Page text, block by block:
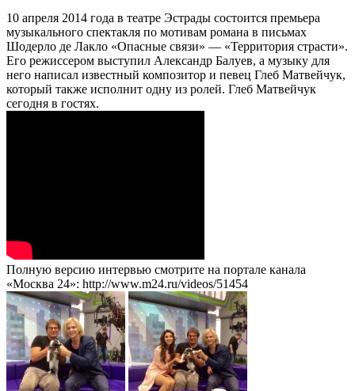
10 апреля 2014 года в театре Эстрады состоится премьера
музыкального спектакля по мотивам романа в письмах
Шодерло де Лакло «Опасные связи» — «Территория страсти».
Его режиссером выступил Александр Балуев, а музыку для
него написал известный композитор и певец Глеб Матвейчук,
который также исполнит одну из ролей. Глеб Матвейчук
сегодня в гостях.
Полную версию интервью смотрите на портале канала
«Москва 24»: http://www.m24.ru/videos/51454